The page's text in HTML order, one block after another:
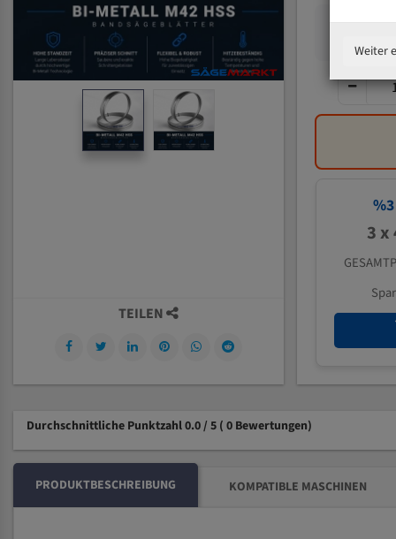
%3
3 x
TEILEN
Durchschnittliche Punktzahl 0.0 / 5 ( 0 Bewertungen)
PRODUKTBESCHREIBUNG KOMPATIBLE MASCHINEN
Weiter